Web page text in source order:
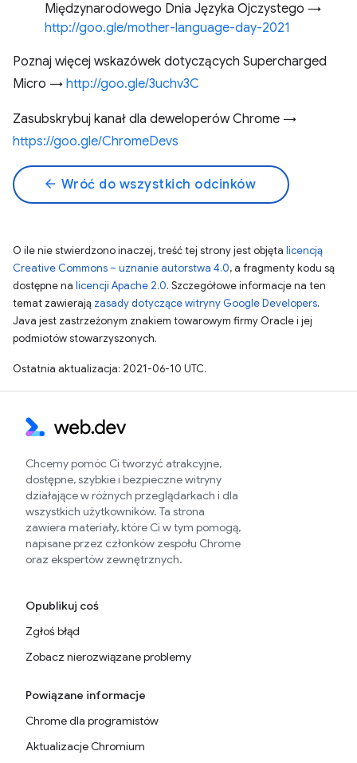
Międzynarodowego Dnia Języka Ojczystego →
http://goo.gle/mother-language-day-2021
Poznaj więcej wskazówek dotyczących Supercharged
Micro → http://goo.gle/3uchv3C
Zasubskrybuj kanał dla deweloperów Chrome →
https://goo.gle/ChromeDevs
arrow_back Wróć do wszystkich odcinków
O ile nie stwierdzono inaczej, treść tej strony jest objęta licencją
Creative Commons – uznanie autorstwa 4.0, a fragmenty kodu są
dostępne na licencji Apache 2.0. Szczegółowe informacje na ten
temat zawierają zasady dotyczące witryny Google Developers.
Java jest zastrzeżonym znakiem towarowym firmy Oracle i jej
podmiotów stowarzyszonych.
Ostatnia aktualizacja: 2021-06-10 UTC.
Chcemy pomóc Ci tworzyć atrakcyjne,
dostępne, szybkie i bezpieczne witryny
działające w różnych przeglądarkach i dla
wszystkich użytkowników. Ta strona
zawiera materiały, które Ci w tym pomogą,
napisane przez członków zespołu Chrome
oraz ekspertów zewnętrznych.
Opublikuj coś
Zgłoś błąd
Zobacz nierozwiązane problemy
Powiązane informacje
Chrome dla programistów
Aktualizacje Chromium